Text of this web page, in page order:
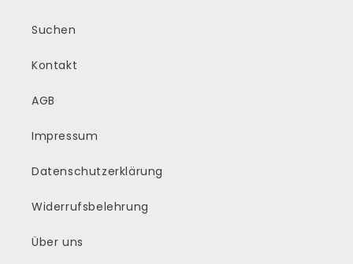
Suchen
Kontakt
AGB
Impressum
Datenschutzerklärung
Widerrufsbelehrung
Über uns